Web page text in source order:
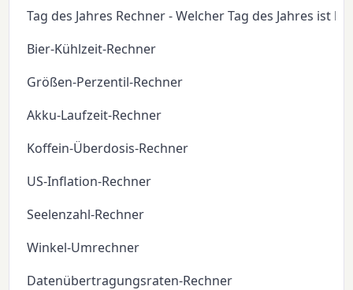
Tag des Jahres Rechner - Welcher Tag des Jahres ist
Bier-Kühlzeit-Rechner
Größen-Perzentil-Rechner
Akku-Laufzeit-Rechner
Koffein-Überdosis-Rechner
US-Inflation-Rechner
Seelenzahl-Rechner
Winkel-Umrechner
Datenübertragungsraten-Rechner